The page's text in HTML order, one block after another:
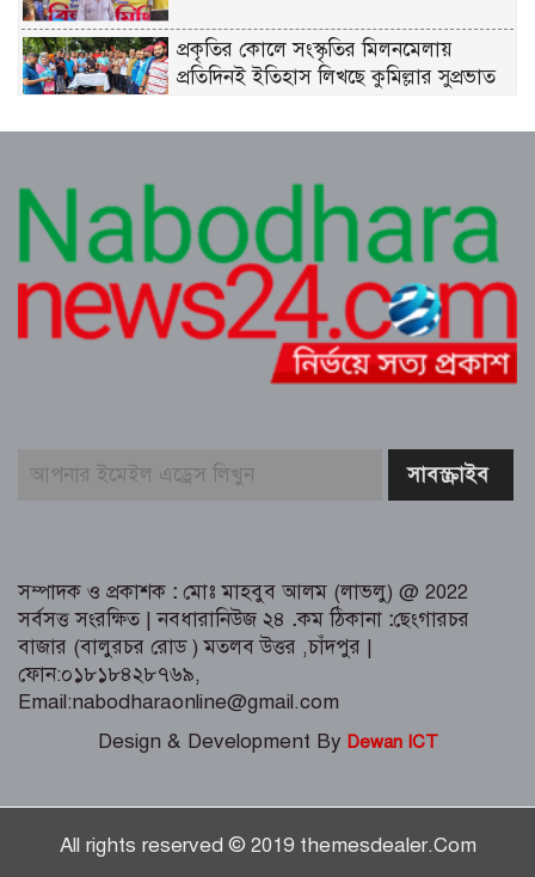
প্রকৃতির কোলে সংস্কৃতির মিলনমেলায়
প্রতিদিনই ইতিহাস লিখছে কুমিল্লার সুপ্রভাত
কুমিল্লায় সোহান হত্যা মামলায় বৃদ্ধ মিজানুর
রহমানের যাবজ্জীবন কারাদণ্ড।। ছেলে
মেহেদী হাসান খালাস
জুলাই গণঅভ্যুত্থান উপলক্ষে ত্রিশালে আহত
যোদ্ধা ও নিহত পরিবারের সংবর্ধনা
ডাঃ নওয়াব আলীর ৪৯তম মৃত্যুবার্ষিকী
পালিত
সম্পাদক ও প্রকাশক : মোঃ মাহবুব আলম (লাভলু) @ 2022
সর্বসত্ত সংরক্ষিত | নবধারানিউজ ২৪ .কম ঠিকানা :ছেংগারচর
বাজার (বালুরচর রোড ) মতলব উত্তর ,চাঁদপুর |
ফোন:০১৮১৮৪২৮৭৬৯,
Email:nabodharaonline@gmail.com
Design & Development By Dewan ICT
All rights reserved © 2019 themesdealer.Com